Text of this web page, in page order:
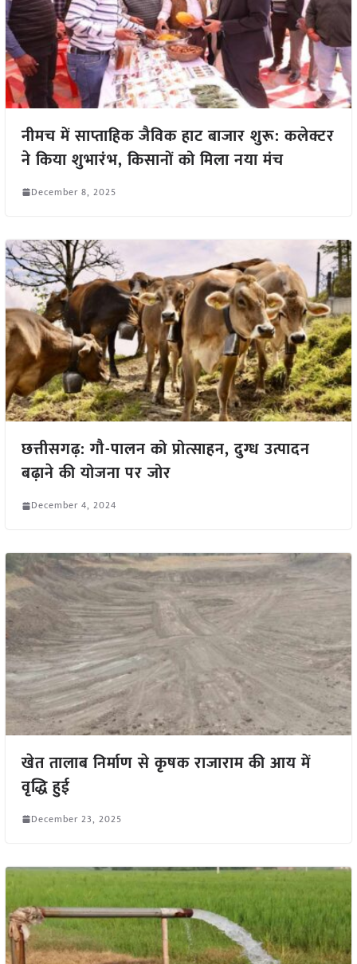
नीमच में साप्ताहिक जैविक हाट बाजार शुरू: कलेक्टर
ने किया शुभारंभ, किसानों को मिला नया मंच
December 8, 2025
छत्तीसगढ़: गौ-पालन को प्रोत्साहन, दुग्ध उत्पादन
बढ़ाने की योजना पर जोर
December 4, 2024
खेत तालाब निर्माण से कृषक राजाराम की आय में
वृद्धि हुई
December 23, 2025